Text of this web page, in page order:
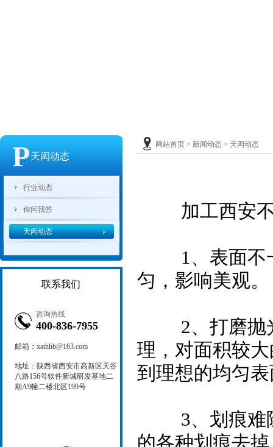
网站首页 > 新闻动态 > 天闳动态
加工西安不
1、表面不一
匀，影响美观。
2、打磨抛光
理，对面积较
到理想的均匀
3、划痕难除
的各种划痕去
P天闳动态
行业动态
你问我答
天闳动态
联系我们
咨询热线
400-836-7955
邮箱：xathhb@163.com
地址：陕西省西安市高新区天谷
八路156号软件新城研发基地二
期A9幢二楼北区199号